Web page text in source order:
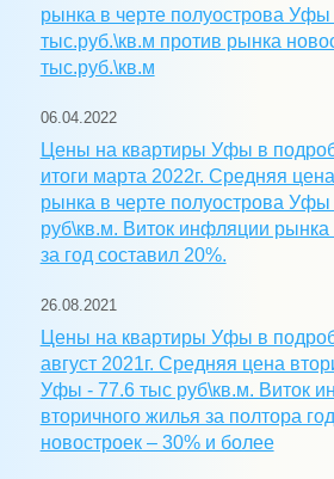
рынка в черте полуострова Уфы
тыс.руб.\кв.м против рынка
тыс.руб.\кв.м
06.04.2022
Цены на квартиры Уфы в
итоги марта 2022г. Средняя
рынка в черте полуострова Уфы
руб\кв.м. Виток инфляции рынка
за год составил 20%.
26.08.2021
Цены на квартиры Уфы в
август 2021г. Средняя цена
Уфы - 77.6 тыс руб\кв.м. Виток
вторичного жилья за полтора
новостроек – 30% и более